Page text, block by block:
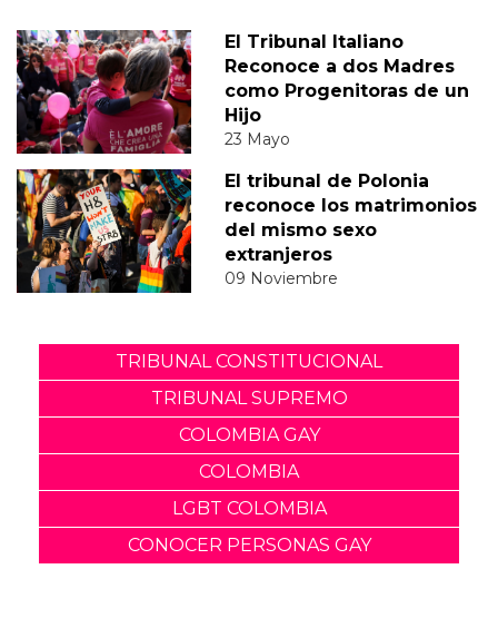
El Tribunal Italiano
Reconoce a dos Madres
como Progenitoras de un
Hijo
23 Mayo
El tribunal de Polonia
reconoce los matrimonios
del mismo sexo
extranjeros
09 Noviembre
TRIBUNAL CONSTITUCIONAL
TRIBUNAL SUPREMO
COLOMBIA GAY
COLOMBIA
LGBT COLOMBIA
CONOCER PERSONAS GAY